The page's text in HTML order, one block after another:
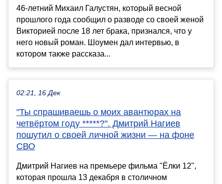
46-летний Михаил Галустян, который весной
прошлого года сообщил о разводе со своей женой
Викторией после 18 лет брака, признался, что у
него новый роман. Шоумен дал интервью, в
котором также рассказа...
02:21, 16 Дек
"Ты спрашиваешь о моих авантюрах на
четвёртом году *****?". Дмитрий Нагиев
пошутил о своей личной жизни — на фоне
СВО
Дмитрий Нагиев на премьере фильма "Ёлки 12",
которая прошла 13 декабря в столичном